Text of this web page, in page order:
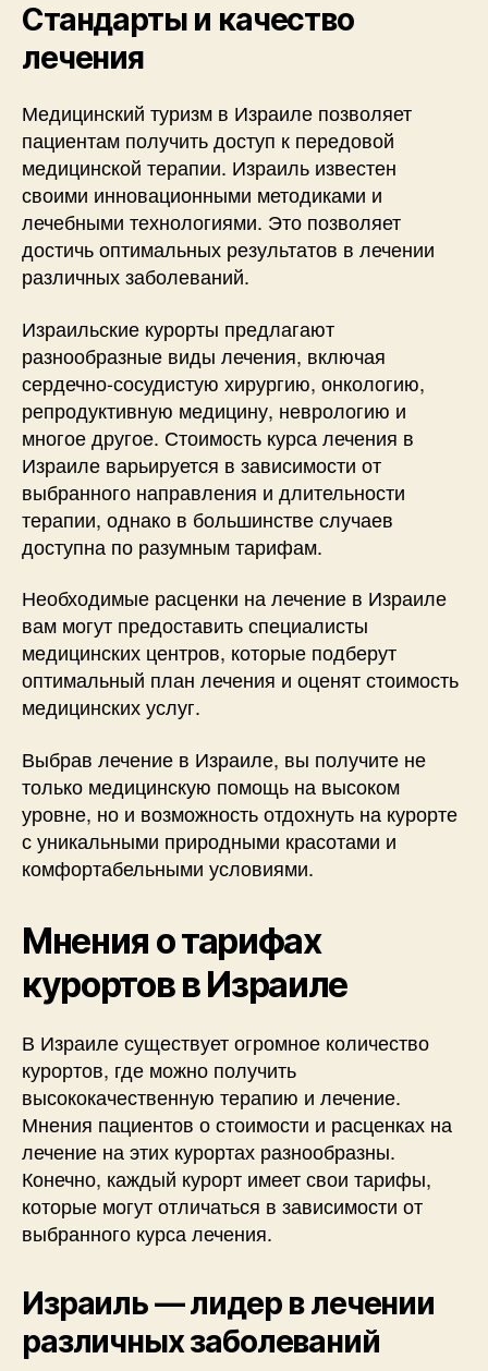
Стандарты и качество
лечения
Медицинский туризм в Израиле позволяет
пациентам получить доступ к передовой
медицинской терапии. Израиль известен
своими инновационными методиками и
лечебными технологиями. Это позволяет
достичь оптимальных результатов в лечении
различных заболеваний.
Израильские курорты предлагают
разнообразные виды лечения, включая
сердечно-сосудистую хирургию, онкологию,
репродуктивную медицину, неврологию и
многое другое. Стоимость курса лечения в
Израиле варьируется в зависимости от
выбранного направления и длительности
терапии, однако в большинстве случаев
доступна по разумным тарифам.
Необходимые расценки на лечение в Израиле
вам могут предоставить специалисты
медицинских центров, которые подберут
оптимальный план лечения и оценят стоимость
медицинских услуг.
Выбрав лечение в Израиле, вы получите не
только медицинскую помощь на высоком
уровне, но и возможность отдохнуть на курорте
с уникальными природными красотами и
комфортабельными условиями.
Мнения о тарифах
курортов в Израиле
В Израиле существует огромное количество
курортов, где можно получить
высококачественную терапию и лечение.
Мнения пациентов о стоимости и расценках на
лечение на этих курортах разнообразны.
Конечно, каждый курорт имеет свои тарифы,
которые могут отличаться в зависимости от
выбранного курса лечения.
Израиль — лидер в лечении
различных заболеваний